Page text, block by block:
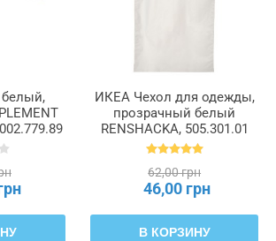
ИКЕА Чехол для одежды,
прозрачный белый
RENSHACKA, 505.301.01
62,00 грн
46,00 грн
В КОРЗИНУ